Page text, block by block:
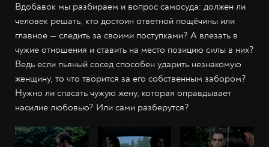
Вдобавок мы разбираем и вопрос самосуда: должен ли
человек решать, кто достоин ответной пощёчины или
главное — следить за своими поступками? А влезать в
чужие отношения и ставить на место позицию силы в них?
Ведь если пьяный сосед способен ударить незнакомую
женщину, то что творится за его собственным забором?
Нужно ли спасать чужую жену, которая оправдывает
насилие любовью? Или сами разберутся?